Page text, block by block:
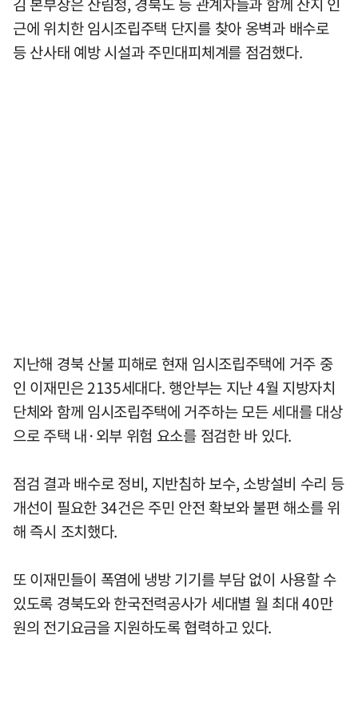
근에 위치한 임시조립주택 단지를 찾아 옹벽과 배수로
등 산사태 예방 시설과 주민대피체계를 점검했다.
지난해 경북 산불 피해로 현재 임시조립주택에 거주 중
인 이재민은 2135세대다. 행안부는 지난 4월 지방자치
단체와 함께 임시조립주택에 거주하는 모든 세대를 대상
으로 주택 내·외부 위험 요소를 점검한 바 있다.
점검 결과 배수로 정비, 지반침하 보수, 소방설비 수리 등
개선이 필요한 34건은 주민 안전 확보와 불편 해소를 위
해 즉시 조치했다.
또 이재민들이 폭염에 냉방 기기를 부담 없이 사용할 수
있도록 경북도와 한국전력공사가 세대별 월 최대 40만
원의 전기요금을 지원하도록 협력하고 있다.